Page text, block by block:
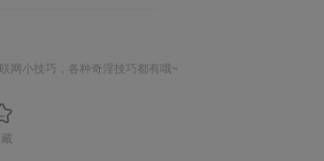
网小技巧，各种奇淫技巧都有哦~